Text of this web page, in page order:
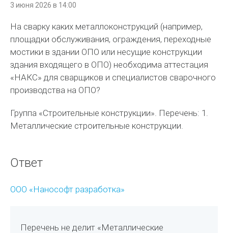
3 июня 2026 в 14:00
На сварку каких металлоконструкций (например,
площадки обслуживания, ограждения, переходные
мостики в здании ОПО или несущие конструкции
здания входящего в ОПО) необходима аттестация
«НАКС» для сварщиков и специалистов сварочного
производства на ОПО?
Группа «Строительные конструкции». Перечень: 1.
Металлические строительные конструкции.
Ответ
ООО «Нанософт разработка»
Перечень не делит «Металлические